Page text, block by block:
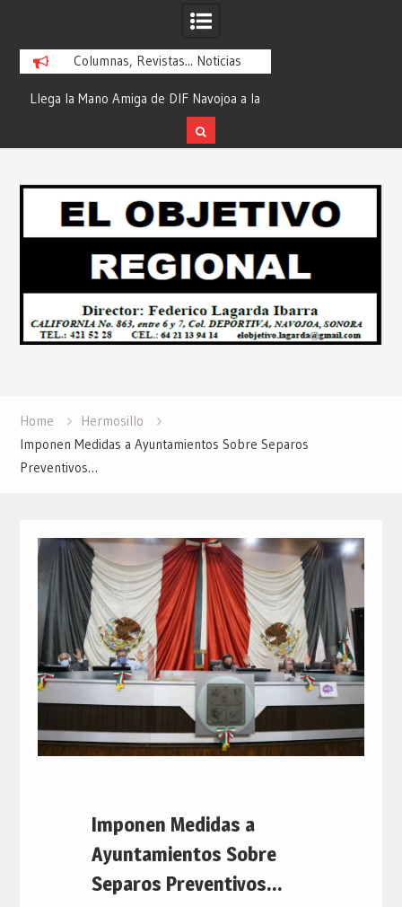
Columnas, Revistas... Noticias
Amiga de DIF Navojoa a la
Desde: Redacción “El
¡En Etchojoa es Momento de Actuar
la Salud de Nuestras Familias!…
Redacción “El Objetivo Regional”.
Home
Hermosillo
Imponen Medidas a Ayuntamientos Sobre Separos
Preventivos…
Imponen Medidas a
Ayuntamientos Sobre
Separos Preventivos…